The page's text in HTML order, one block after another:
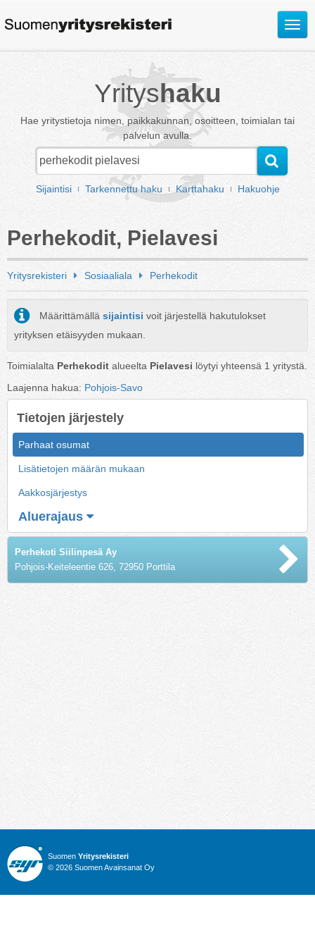
Avaa
Yrityshaku
Hae yritystietoja nimen, paikkakunnan, osoitteen, toimialan tai
palvelun avulla.
Sijaintisi Tarkennettu haku Karttahaku Hakuohje
Perhekodit, Pielavesi
Yritysrekisteri Sosiaaliala Perhekodit
Määrittämällä sijaintisi voit järjestellä hakutulokset
yrityksen etäisyyden mukaan.
Toimialalta Perhekodit alueelta Pielavesi löytyi yhteensä 1 yritystä.
Laajenna hakua: Pohjois-Savo
Tietojen järjestely
Parhaat osumat
Lisätietojen määrän mukaan
Aakkosjärjestys
Aluerajaus
Perhekoti Siilinpesä Ay
Pohjois-Keiteleentie 626, 72950 Porttila
Suomen Yritysrekisteri
© 2026 Suomen Avainsanat Oy